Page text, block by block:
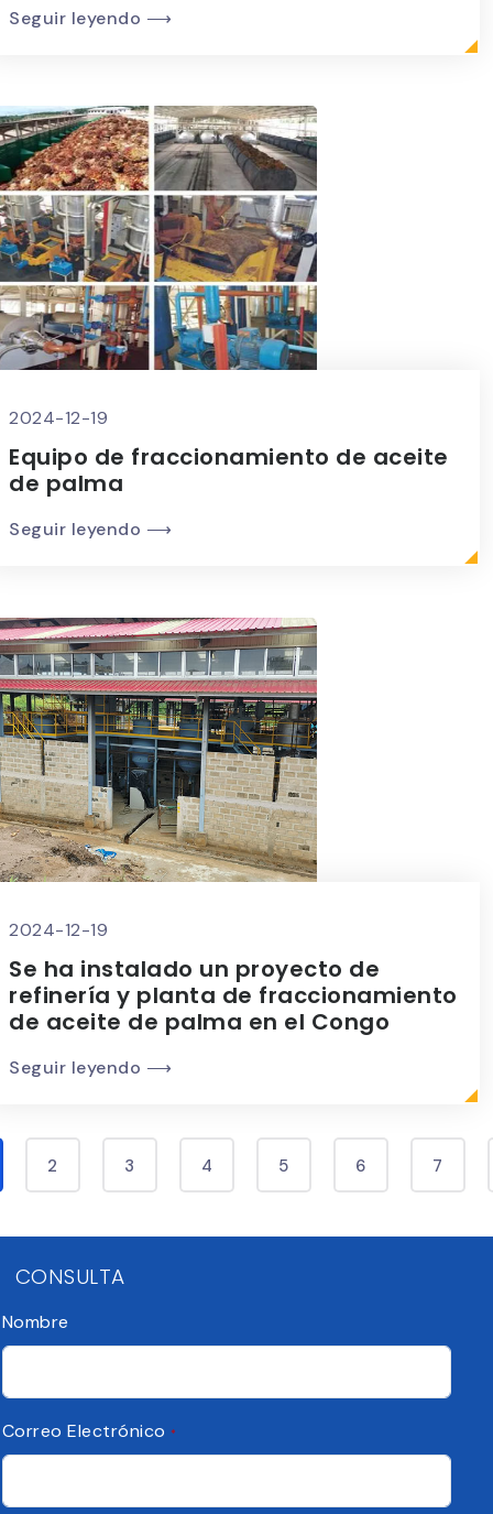
Seguir leyendo ⟶
2024-12-19
Equipo de fraccionamiento de aceite
de palma
Seguir leyendo ⟶
2024-12-19
Se ha instalado un proyecto de
refinería y planta de fraccionamiento
de aceite de palma en el Congo
Seguir leyendo ⟶
2 3 4 5 6 7
CONSULTA
Nombre
Correo Electrónico*